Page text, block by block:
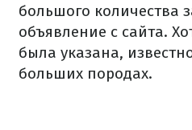
большого количества
объявление с сайта.
была указана,
больших породах.